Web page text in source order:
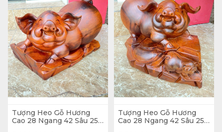
Tượng Heo Gỗ Hương
Cao 28 Ngang 42 Sâu 25
Tượng Heo Gỗ Hương
Cao 28 Ngang 42 Sâu 25